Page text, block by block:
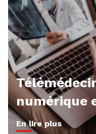
numérique
En lire plus